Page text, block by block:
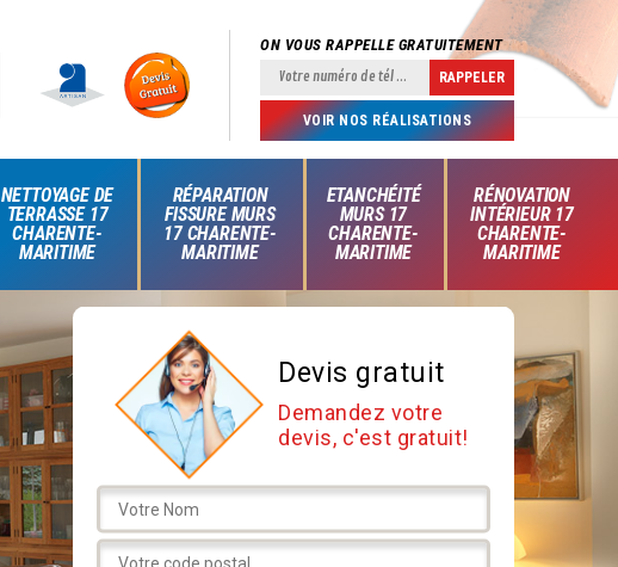
ON VOUS RAPPELLE GRATUITEMENT
VOIR NOS RÉALISATIONS
NETTOYAGE DE
TERRASSE 17
CHARENTE-
MARITIME
RÉPARATION
FISSURE MURS
17 CHARENTE-
MARITIME
ETANCHÉITÉ
MURS 17
CHARENTE-
MARITIME
RÉNOVATION
INTÉRIEUR 17
CHARENTE-
MARITIME
Devis gratuit
Demandez votre
devis, c'est gratuit!